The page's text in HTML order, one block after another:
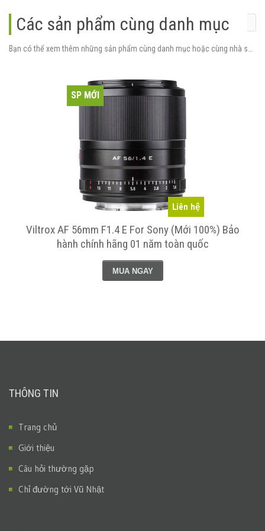
Các sản phẩm cùng danh mục
Liên hệ
SP MỚI
Viltrox AF 56mm F1.4 E For Sony (Mới 100%) Bảo
hành chính hãng 01 năm toàn quốc
MUA NGAY
THÔNG TIN
Trang chủ
Giới thiệu
Câu hỏi thường gặp
Chỉ đường tới Vũ Nhật